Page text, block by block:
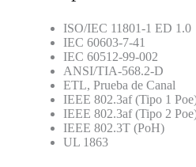
ISO/IEC 11801-1 ED 1.0
IEC 60603-7-41
IEC 60512-99-002
ANSI/TIA-568.2-D
ETL, Prueba de Canal
IEEE 802.3af (Tipo 1
IEEE 802.3af (Tipo 2
IEEE 802.3T (PoH)
UL 1863